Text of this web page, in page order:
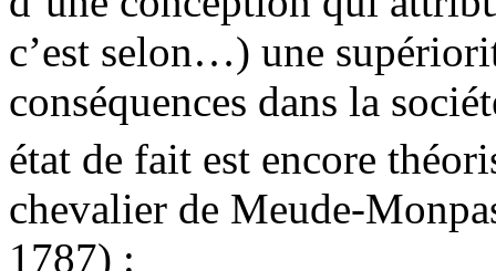
c’est selon…) une
conséquences dans la
état de fait est encore
chevalier de Meude-
1787) :